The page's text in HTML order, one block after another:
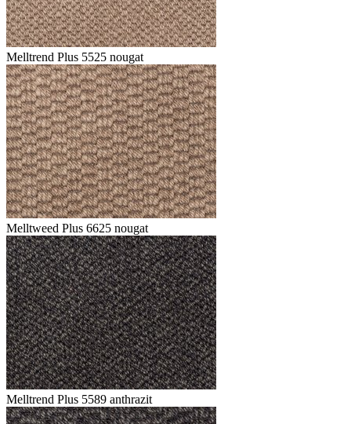
Melltrend Plus 5525 nougat
Melltweed Plus 6625 nougat
Melltrend Plus 5589 anthrazit